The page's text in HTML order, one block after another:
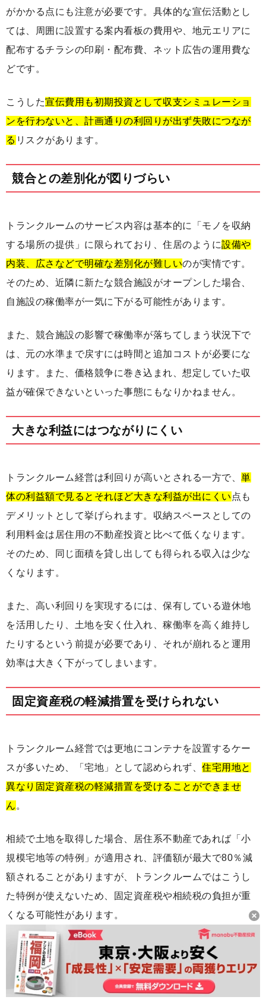
がかかる点にも注意が必要です。具体的な宣伝活動とし
ては、周囲に設置する案内看板の費用や、地元エリアに
配布するチラシの印刷・配布費、ネット広告の運用費な
どです。
こうした宣伝費用も初期投資として収支シミュレーショ
ンを行わないと、計画通りの利回りが出ず失敗につなが
る リスクがあります。
競合との差別化が図りづらい
トランクルームのサービス内容は基本的に「モノを収納
する場所の提供」に限られており、住居のように設備や
内装、広さなどで明確な差別化が難しいのが実情です。
そのため、近隣に新たな競合施設がオープンした場合、
自施設の稼働率が一気に下がる可能性があります。
また、競合施設の影響で稼働率が落ちてしまう状況下で
は、元の水準まで戻すには時間と追加コストが必要にな
ります。また、価格競争に巻き込まれ、想定していた収
益が確保できないといった事態にもなりかねません。
大きな利益にはつながりにくい
トランクルーム経営は利回りが高いとされる一方で、 単
体の利益額で見るとそれほど大きな利益が出にくい 点も
デメリットとして挙げられます。収納スペースとしての
利用料金は居住用の不動産投資と比べて低くなります。
そのため、同じ面積を貸し出しても得られる収入は少な
くなります。
また、高い利回りを実現するには、保有している遊休地
を活用したり、土地を安く仕入れ、稼働率を高く維持し
たりするという前提が必要であり、それが崩れると運用
効率は大きく下がってしまいます。
固定資産税の軽減措置を受けられない
トランクルーム経営では更地にコンテナを設置するケー
スが多いため、「宅地」として認められず、 住宅用地と
異なり固定資産税の軽減措置を受けることができませ
ん。
相続で土地を取得した場合、居住系不動産であれば「小
規模宅地等の特例」が適用され、評価額が最大で80％減
額されることがありますが、トランクルームではこうし
た特例が使えないため、固定資産税や相続税の負担が重
くなる可能性があります。
トランクルーム経営に向いている人の特徴